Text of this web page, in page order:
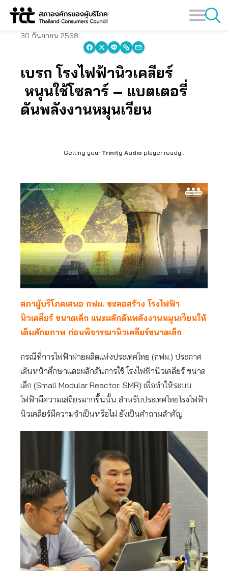
Skip
30 กันยายน 2568
เบรก โรงไฟฟ้านิวเคลียร์
หนุนใช้โซลาร์ – แบตเตอรี่
ดันพลังงานหมุนเวียน
Getting your Trinity Audio player ready...
สภาผู้บริโภคเสนอ กฟผ. ชะลอสร้าง โรงไฟฟ้า
นิวเคลียร์ ขนาดเล็ก แนะผลักดันพลังงานหมุนเวียนให้
เต็มศักยภาพ ก่อนพิจารณานิวเคลียร์ขนาดเล็ก
กรณีที่การไฟฟ้าฝ่ายผลิตแห่งประเทศไทย (กฟผ.) ประกาศ
เดินหน้าศึกษาและผลักดันการใช้ โรงไฟฟ้านิวเคลียร์ ขนาด
เล็ก (Small Modular Reactor: SMR) เพื่อทำให้ระบบ
ไฟฟ้ามีความเสถียรมากขึ้นนั้น สำหรับประเทศไทยโรงไฟฟ้า
นิวเคลียร์มีความจำเป็นหรือไม่ ยังเป็นคำถามสำคัญ